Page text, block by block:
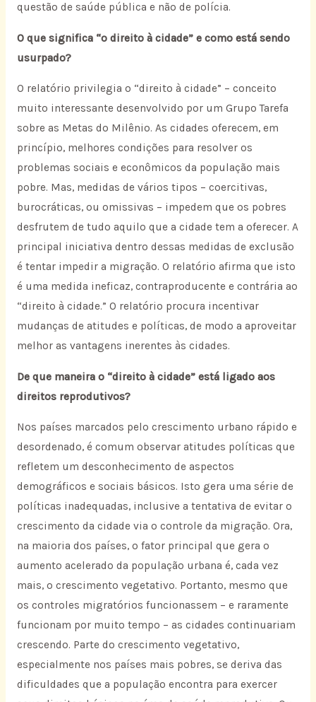
questão de saúde pública e não de polícia.
O que significa “o direito à cidade” e como está sendo
usurpado?
O relatório privilegia o “direito à cidade” – conceito
muito interessante desenvolvido por um Grupo Tarefa
sobre as Metas do Milênio. As cidades oferecem, em
princípio, melhores condições para resolver os
problemas sociais e econômicos da população mais
pobre. Mas, medidas de vários tipos – coercitivas,
burocráticas, ou omissivas – impedem que os pobres
desfrutem de tudo aquilo que a cidade tem a oferecer. A
principal iniciativa dentro dessas medidas de exclusão
é tentar impedir a migração. O relatório afirma que isto
é uma medida ineficaz, contraproducente e contrária ao
“direito à cidade.” O relatório procura incentivar
mudanças de atitudes e políticas, de modo a aproveitar
melhor as vantagens inerentes às cidades.
De que maneira o “direito à cidade” está ligado aos
direitos reprodutivos?
Nos países marcados pelo crescimento urbano rápido e
desordenado, é comum observar atitudes políticas que
refletem um desconhecimento de aspectos
demográficos e sociais básicos. Isto gera uma série de
políticas inadequadas, inclusive a tentativa de evitar o
crescimento da cidade via o controle da migração. Ora,
na maioria dos países, o fator principal que gera o
aumento acelerado da população urbana é, cada vez
mais, o crescimento vegetativo. Portanto, mesmo que
os controles migratórios funcionassem – e raramente
funcionam por muito tempo – as cidades continuariam
crescendo. Parte do crescimento vegetativo,
especialmente nos países mais pobres, se deriva das
dificuldades que a população encontra para exercer